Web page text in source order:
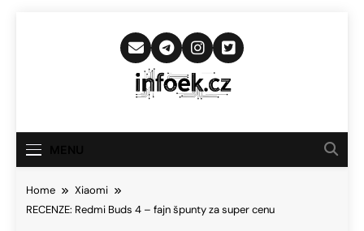
Infoek.cz
Novinkám
Home
Xiaomi
RECENZE: Redmi Buds 4 – fajn špunty za super cenu